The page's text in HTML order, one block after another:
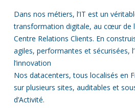
Dans nos métiers, l’IT est un
transformation digitale, au cœur de
Centre Relations Clients. En
agiles, performantes et sécurisées,
l’innovation
Nos datacenters, tous localisés en
sur plusieurs sites, auditables et
d’Activité.